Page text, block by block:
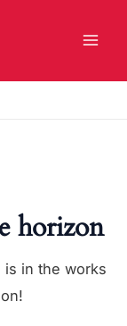
horizon
is in the works